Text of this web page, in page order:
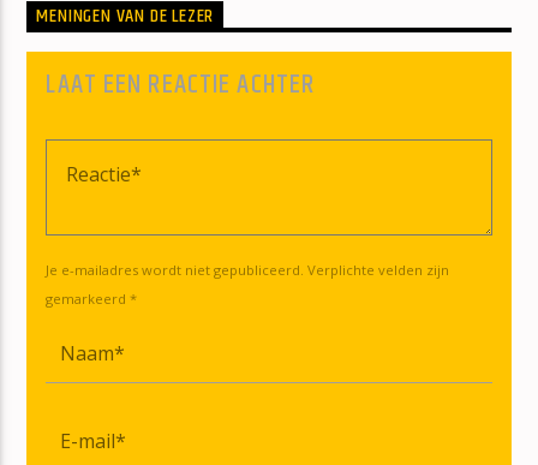
MENINGEN VAN DE LEZER
LAAT EEN REACTIE ACHTER
Je e-mailadres wordt niet gepubliceerd. Verplichte velden zijn
gemarkeerd *